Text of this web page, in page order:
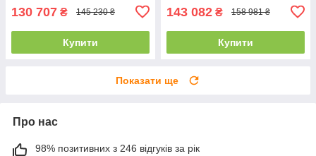
130 707 ₴ 145 230 ₴
Купити
143 082 ₴ 158 981 ₴
Купити
Показати ще
Про нас
98% позитивних з 246 відгуків за рік